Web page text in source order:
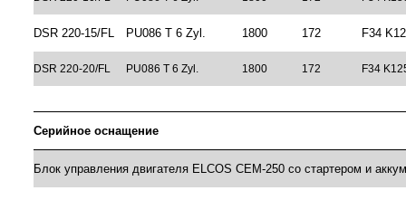
DSR 220-15/FL PU086 T 6 Zyl. 1800 172 F34
DSR 220-20/FL PU086 T 6 Zyl. 1800 172 F34
Серийное оснащение
Блок управления двигателя ELCOS CEM-250 со стартером и